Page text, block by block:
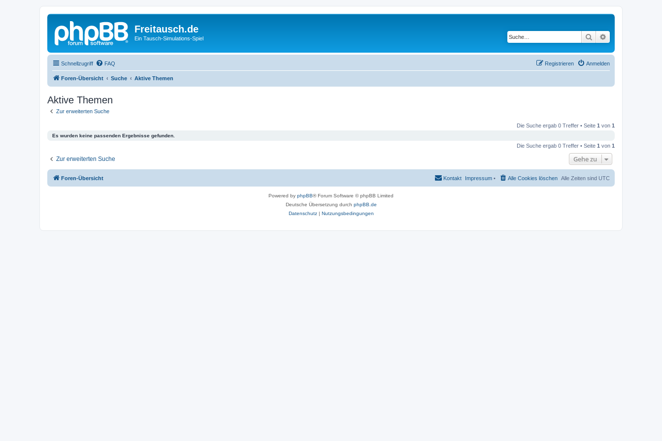
Freitausch.de
Ein Tausch-Simulations-Spiel Suche
Schnellzugriff FAQ Anmelden
Registrieren
Foren-Übersicht Suche Aktive Themen
Aktive Themen
Zur erweiterten Suche
Die Suche ergab 0 Treffer • Seite 1 von 1
Es wurden keine passenden Ergebnisse gefunden.
Die Suche ergab 0 Treffer • Seite 1 von 1
Zur erweiterten Suche Gehe zu
Foren-Übersicht Alle Zeiten sind UTC
Alle Cookies löschen
Impressum •
Kontakt
Powered by phpBB® Forum Software © phpBB Limited
Deutsche Übersetzung durch phpBB.de
Datenschutz| Nutzungsbedingungen